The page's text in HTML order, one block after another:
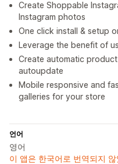
Create Shoppable
Instagram photos
One click install & setup
Leverage the benefit of
Create automatic
autoupdate
Mobile responsive and
galleries for your store
언어
영어
이 앱은 한국어로 번역되지